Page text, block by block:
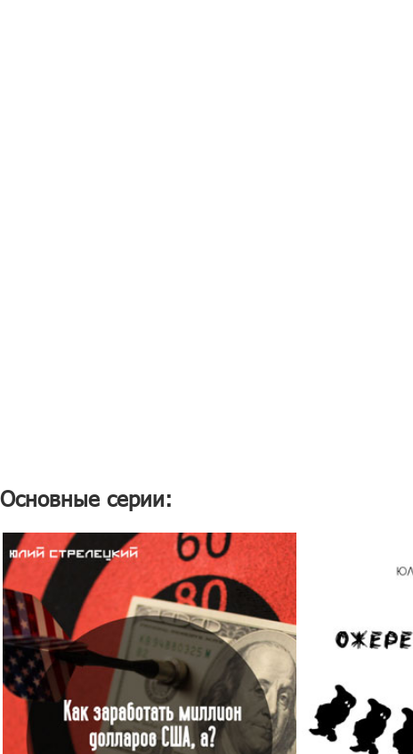
Основные серии: